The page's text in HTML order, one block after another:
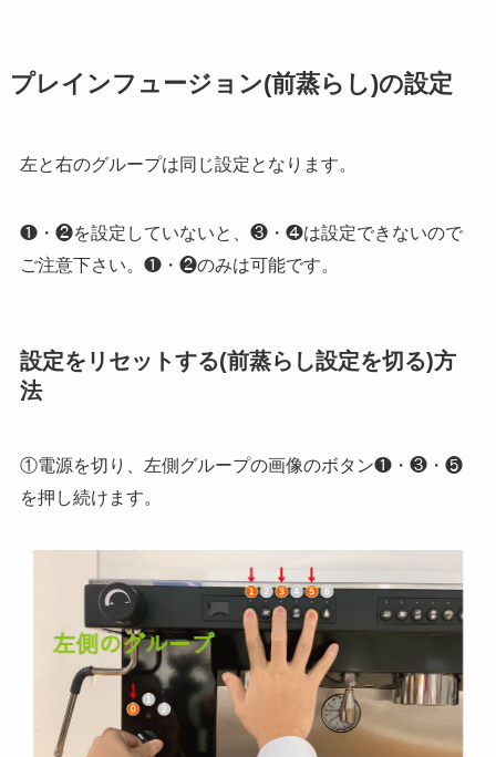
プレインフュージョン(前蒸らし)の設定
左と右のグループは同じ設定となります。
❶・❷を設定していないと、❸・❹は設定できないので
ご注意下さい。❶・❷のみは可能です。
設定をリセットする(前蒸らし設定を切る)方
法
①電源を切り、左側グループの画像のボタン❶・❸・❺
を押し続けます。